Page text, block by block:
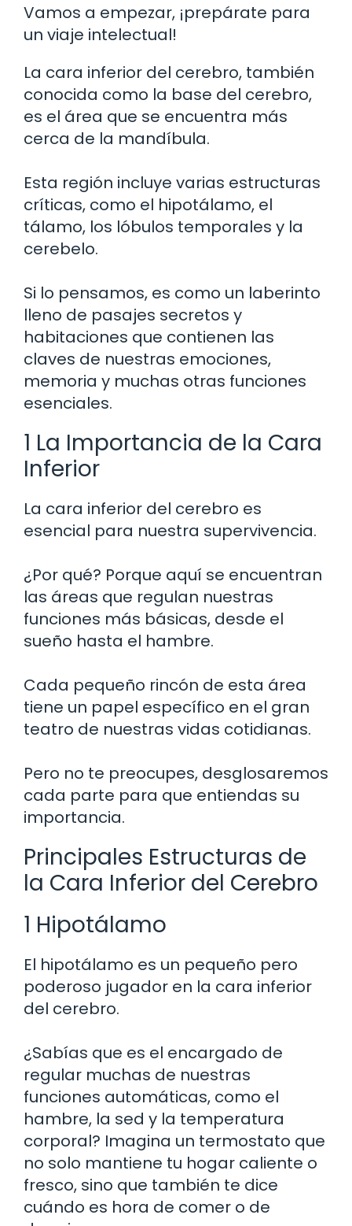
Vamos a empezar, ¡prepárate para
un viaje intelectual!
La cara inferior del cerebro, también
conocida como la base del cerebro,
es el área que se encuentra más
cerca de la mandíbula.
Esta región incluye varias estructuras
críticas, como el hipotálamo, el
tálamo, los lóbulos temporales y la
cerebelo.
Si lo pensamos, es como un laberinto
lleno de pasajes secretos y
habitaciones que contienen las
claves de nuestras emociones,
memoria y muchas otras funciones
esenciales.
1 La Importancia de la Cara
Inferior
La cara inferior del cerebro es
esencial para nuestra supervivencia.
¿Por qué? Porque aquí se encuentran
las áreas que regulan nuestras
funciones más básicas, desde el
sueño hasta el hambre.
Cada pequeño rincón de esta área
tiene un papel específico en el gran
teatro de nuestras vidas cotidianas.
Pero no te preocupes, desglosaremos
cada parte para que entiendas su
importancia.
Principales Estructuras de
la Cara Inferior del Cerebro
1 Hipotálamo
El hipotálamo es un pequeño pero
poderoso jugador en la cara inferior
del cerebro.
¿Sabías que es el encargado de
regular muchas de nuestras
funciones automáticas, como el
hambre, la sed y la temperatura
corporal? Imagina un termostato que
no solo mantiene tu hogar caliente o
fresco, sino que también te dice
cuándo es hora de comer o de